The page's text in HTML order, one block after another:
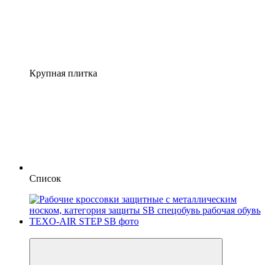
Крупная плитка
Список